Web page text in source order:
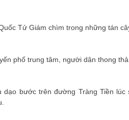
Tử Giám chìm trong những tán
phố trung tâm, người dân thong
dạo bước trên đường Tràng Tiền